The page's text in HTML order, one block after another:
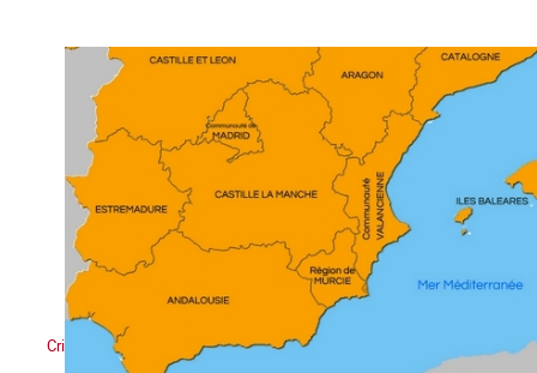
Crise de la Monarchie espagnole : La brèche